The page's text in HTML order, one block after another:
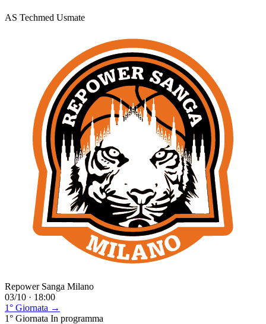
AS Techmed Usmate
Repower Sanga Milano
03/10 · 18:00
1° Giornata →
1° Giornata In programma